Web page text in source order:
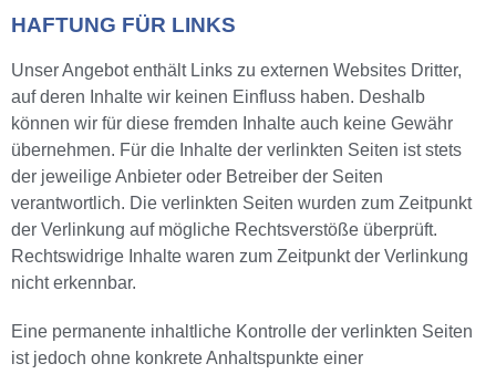
HAFTUNG FÜR LINKS
Unser Angebot enthält Links zu externen Websites Dritter,
auf deren Inhalte wir keinen Einfluss haben. Deshalb
können wir für diese fremden Inhalte auch keine Gewähr
übernehmen. Für die Inhalte der verlinkten Seiten ist stets
der jeweilige Anbieter oder Betreiber der Seiten
verantwortlich. Die verlinkten Seiten wurden zum Zeitpunkt
der Verlinkung auf mögliche Rechtsverstöße überprüft.
Rechtswidrige Inhalte waren zum Zeitpunkt der Verlinkung
nicht erkennbar.
Eine permanente inhaltliche Kontrolle der verlinkten Seiten
ist jedoch ohne konkrete Anhaltspunkte einer